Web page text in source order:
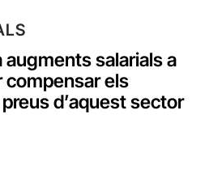
augments salarials a
compensar els
d’aquest sector